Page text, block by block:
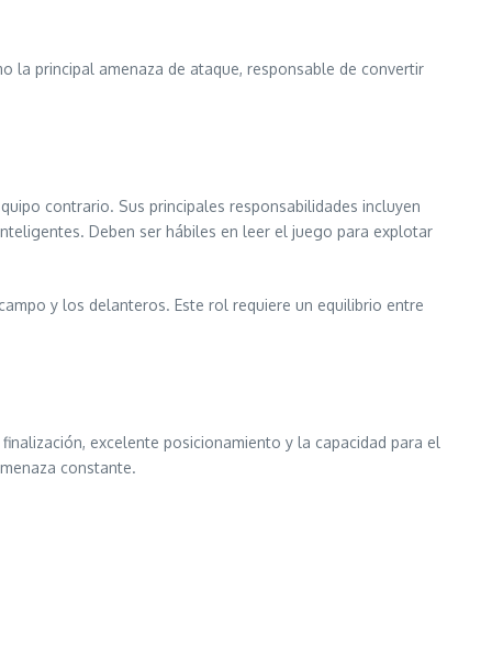
la principal amenaza de ataque, responsable de convertir
contrario. Sus principales responsabilidades incluyen
Deben ser hábiles en leer el juego para explotar
y los delanteros. Este rol requiere un equilibrio entre
excelente posicionamiento y la capacidad para el
constante.